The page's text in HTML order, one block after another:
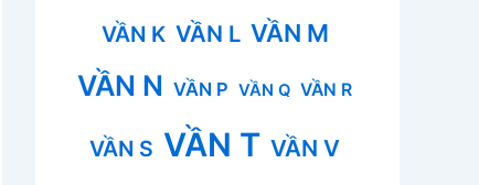
VẦN K VẦN L VẦN M
VẦN N VẦN P VẦN Q VẦN R
VẦN S VẦN T VẦN V